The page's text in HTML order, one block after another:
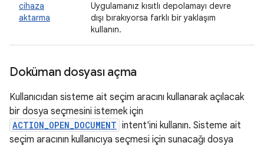
cihaza
aktarma
Uygulamanız kısıtlı depolamayı devre
dışı bırakıyorsa farklı bir yaklaşım
kullanın.
Doküman dosyası açma
Kullanıcıdan sisteme ait seçim aracını kullanarak açılacak
bir dosya seçmesini istemek için
ACTION_OPEN_DOCUMENT intent'ini kullanın. Sisteme ait
seçim aracının kullanıcıya seçmesi için sunacağı dosya